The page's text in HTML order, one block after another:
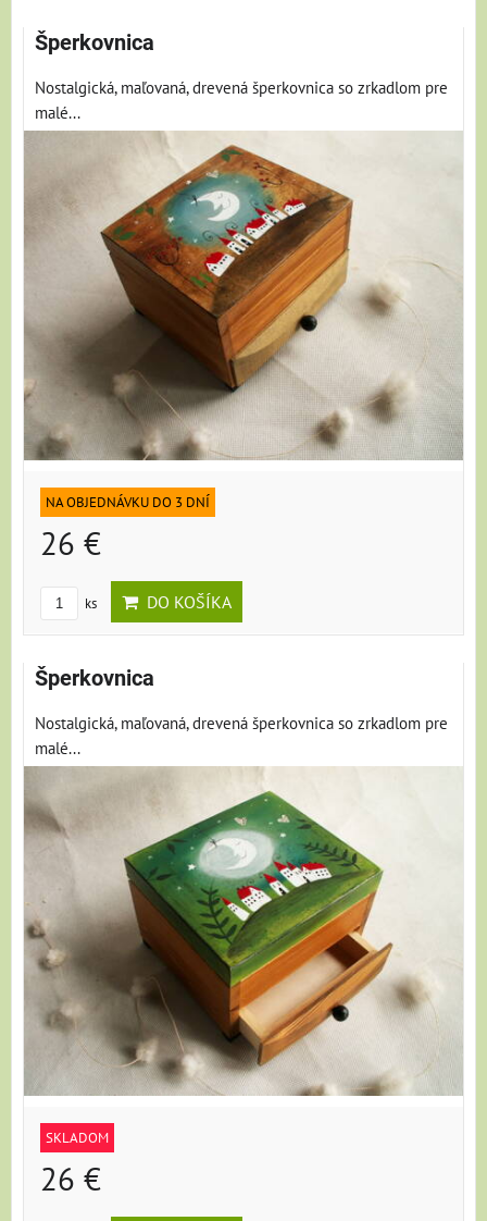
Mriežka
Šperkovnica
Nostalgická, maľovaná, drevená šperkovnica so zrkadlom pre
malé...
NA OBJEDNÁVKU DO 3 DNÍ
26 €
ks DO KOŠÍKA
Šperkovnica
Nostalgická, maľovaná, drevená šperkovnica so zrkadlom pre
malé...
SKLADOM
26 €